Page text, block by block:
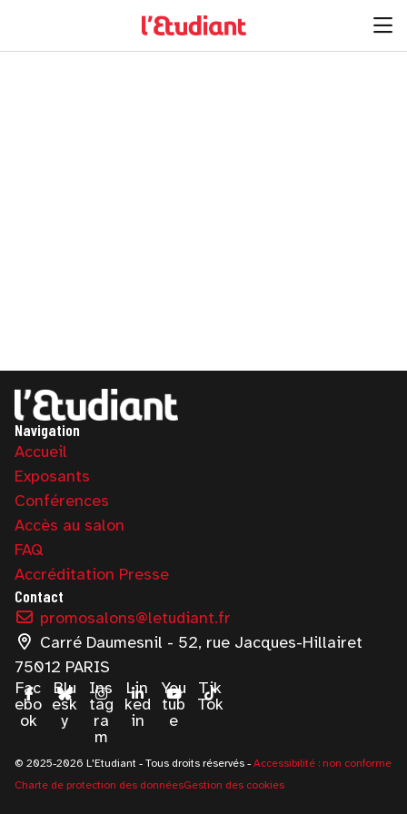
Navigation
Accueil
Exposants
Conférences
Accès au salon
FAQ
Accréditation Presse
Contact
promosalons@letudiant.fr
Carré Daumesnil - 52, rue Jacques-Hillairet
75012 PARIS
Fac
ebo
ok
Blu
esk
y
Ins
tag
ra
m
Lin
ked
in
You
tub
e
Tik
Tok
© 2025-2026 L'Etudiant - Tous droits réservés - Accessibilité : non conforme
Charte de protection des donnéesGestion des cookies